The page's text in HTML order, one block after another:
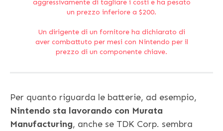
aggressivamente di tagliare i costi e ha pesato
un prezzo inferiore a $200.
Un dirigente di un fornitore ha dichiarato di
aver combattuto per mesi con Nintendo per il
prezzo di un componente chiave.
Per quanto riguarda le batterie, ad esempio,
Nintendo sta lavorando con Murata
Manufacturing, anche se TDK Corp. sembra